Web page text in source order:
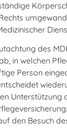
des
in welchen
Person
Unterstützung
den Besuch